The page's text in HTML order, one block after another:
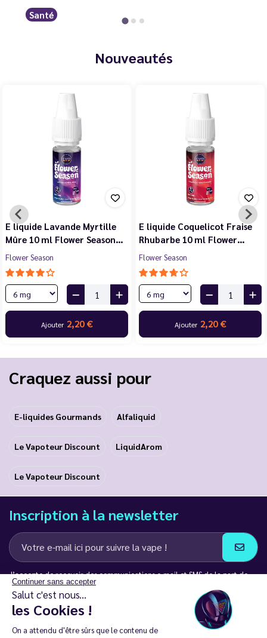
Continuer sans accepter
Salut c'est nous...
les Cookies !
On a attendu d'être sûrs que le contenu de
Santé
Nouveautés
E liquide Violette Cerise
Noire Cassis 10 ml Flower…
Flower Season
Ajouter 2,20 €
E liquide Jasmin Pêche
Blanche Abricot 10 ml…
Flower Season
Ajouter 2,20 €
Craquez aussi pour
E-liquides Gourmands Alfaliquid
Le Vapoteur Discount LiquidArom
Le Vapoteur Discount
Inscription à la newsletter
J’accepte de recevoir des communications e-mail et SMS de la part de
LD Groupe
Restez en contact